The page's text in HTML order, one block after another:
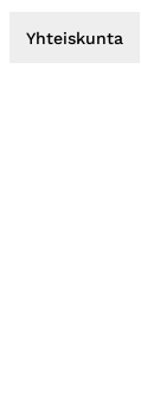
Yhteiskunta